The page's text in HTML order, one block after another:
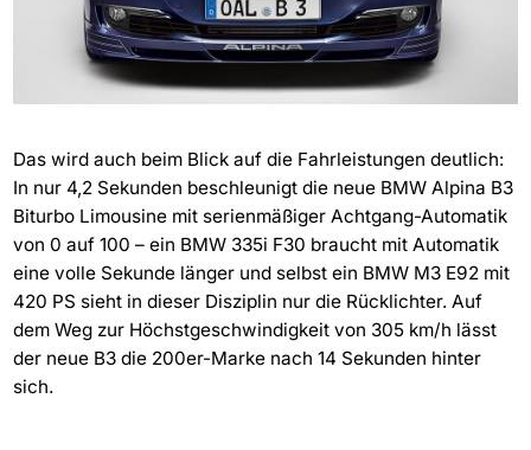
Das wird auch beim Blick auf die Fahrleistungen deutlich:
In nur 4,2 Sekunden beschleunigt die neue BMW Alpina B3
Biturbo Limousine mit serienmäßiger Achtgang-Automatik
von 0 auf 100 – ein BMW 335i F30 braucht mit Automatik
eine volle Sekunde länger und selbst ein BMW M3 E92 mit
420 PS sieht in dieser Disziplin nur die Rücklichter. Auf
dem Weg zur Höchstgeschwindigkeit von 305 km/h lässt
der neue B3 die 200er-Marke nach 14 Sekunden hinter
sich.